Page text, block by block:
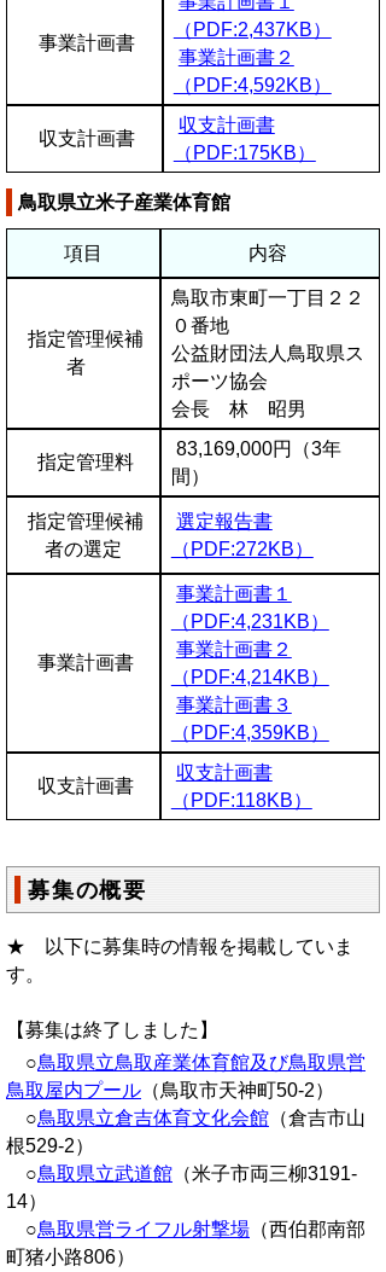
事業計画書
（PDF:2,437KB）
事業計画書２
（PDF:4,592KB）
収支計画書
収支計画書
（PDF:175KB）
鳥取県立米子産業体育館
項目 内容
指定管理候補
者
鳥取市東町一丁目２２
０番地
公益財団法人鳥取県ス
ポーツ協会
会長 林 昭男
指定管理料
83,169,000円（3年
間）
指定管理候補
者の選定
選定報告書
（PDF:272KB）
事業計画書
事業計画書１
（PDF:4,231KB）
事業計画書２
（PDF:4,214KB）
事業計画書３
（PDF:4,359KB）
収支計画書
収支計画書
（PDF:118KB）
募集の概要
★ 以下に募集時の情報を掲載していま
す。
【募集は終了しました】
○鳥取県立鳥取産業体育館及び鳥取県営
鳥取屋内プール （鳥取市天神町50-2）
○鳥取県立倉吉体育文化会館 （倉吉市山
根529-2）
○鳥取県立武道館 （米子市両三柳3191-
14）
○鳥取県営ライフル射撃場 （西伯郡南部
町猪小路806）